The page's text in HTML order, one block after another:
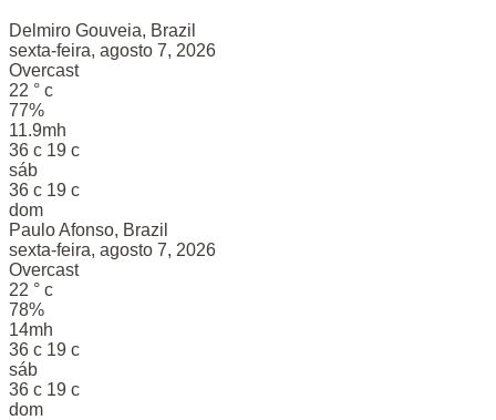
Delmiro Gouveia, Brazil
sexta-feira, agosto 7, 2026
Overcast
22 ° c
77%
11.9mh
36 c 19 c
sáb
36 c 19 c
dom
Paulo Afonso, Brazil
sexta-feira, agosto 7, 2026
Overcast
22 ° c
78%
14mh
36 c 19 c
sáb
36 c 19 c
dom